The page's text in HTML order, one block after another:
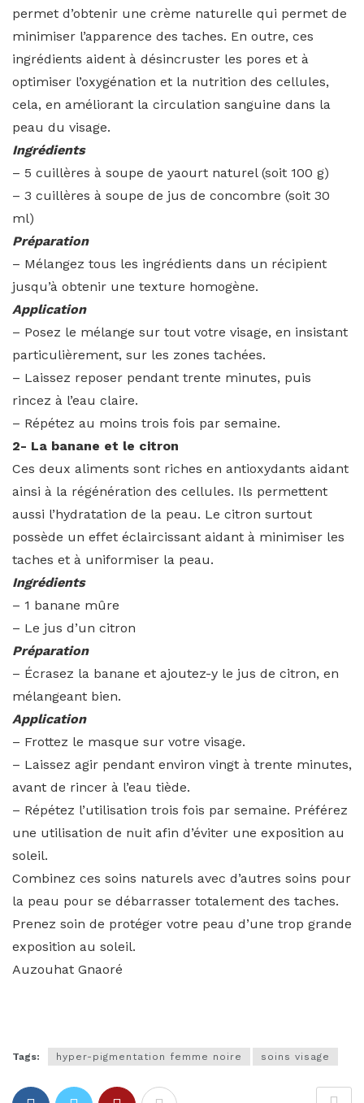
permet d’obtenir une crème naturelle qui permet de
minimiser l’apparence des taches. En outre, ces
ingrédients aident à désincruster les pores et à
optimiser l’oxygénation et la nutrition des cellules,
cela, en améliorant la circulation sanguine dans la
peau du visage.
Ingrédients
– 5 cuillères à soupe de yaourt naturel (soit 100 g)
– 3 cuillères à soupe de jus de concombre (soit 30
ml)
Préparation
– Mélangez tous les ingrédients dans un récipient
jusqu’à obtenir une texture homogène.
Application
– Posez le mélange sur tout votre visage, en insistant
particulièrement, sur les zones tachées.
– Laissez reposer pendant trente minutes, puis
rincez à l’eau claire.
– Répétez au moins trois fois par semaine.
2- La banane et le citron
Ces deux aliments sont riches en antioxydants aidant
ainsi à la régénération des cellules. Ils permettent
aussi l’hydratation de la peau. Le citron surtout
possède un effet éclaircissant aidant à minimiser les
taches et à uniformiser la peau.
Ingrédients
– 1 banane mûre
– Le jus d’un citron
Préparation
– Écrasez la banane et ajoutez-y le jus de citron, en
mélangeant bien.
Application
– Frottez le masque sur votre visage.
– Laissez agir pendant environ vingt à trente minutes,
avant de rincer à l’eau tiède.
– Répétez l’utilisation trois fois par semaine. Préférez
une utilisation de nuit afin d’éviter une exposition au
soleil.
Combinez ces soins naturels avec d’autres soins pour
la peau pour se débarrasser totalement des taches.
Prenez soin de protéger votre peau d’une trop grande
exposition au soleil.
Auzouhat Gnaoré
Tags: hyper-pigmentation femme noire soins visage